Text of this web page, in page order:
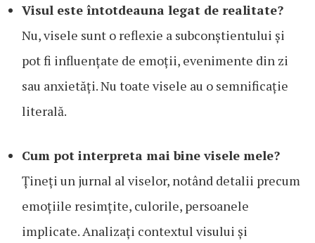
Visul este întotdeauna legat de realitate?
Nu, visele sunt o reflexie a subconștientului și
pot fi influențate de emoții, evenimente din zi
sau anxietăți. Nu toate visele au o semnificație
literală.
Cum pot interpreta mai bine visele mele?
Țineți un jurnal al viselor, notând detalii precum
emoțiile resimțite, culorile, persoanele
implicate. Analizați contextul visului și